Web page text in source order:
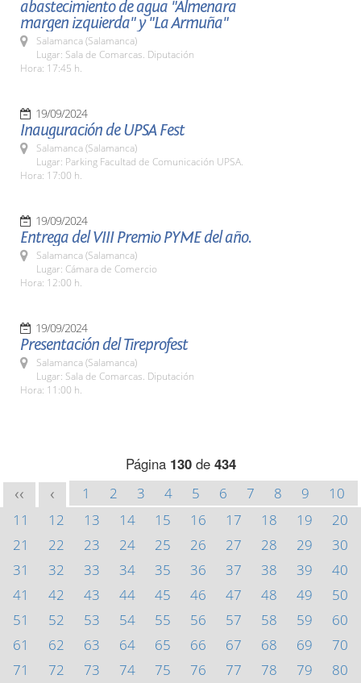
abastecimiento de agua "Almenara
margen izquierda" y "La Armuña"
Salamanca (Salamanca)
Lugar: Sala de Comarcas. Diputación
Hora: 17:45 h.
19/09/2024
Inauguración de UPSA Fest
Salamanca (Salamanca)
Lugar: Parking Facultad de Comunicación UPSA.
Hora: 17:00 h.
19/09/2024
Entrega del VIII Premio PYME del año.
Salamanca (Salamanca)
Lugar: Cámara de Comercio
Hora: 12:00 h.
19/09/2024
Presentación del Tireprofest
Salamanca (Salamanca)
Lugar: Sala de Comarcas. Diputación
Hora: 11:00 h.
Página 130de 434
<< < 1 2 3 4 5 6 7 8 9
10
11
12 13 14 15 16 17 18 19
20
21
22 23 24 25 26 27 28 29
30
31
32 33 34 35 36 37 38 39
40
41
42 43 44 45 46 47 48 49
50
51
52 53 54 55 56 57 58 59
60
61
62 63 64 65 66 67 68 69
70
71
72 73 74 75 76 77 78 79
80